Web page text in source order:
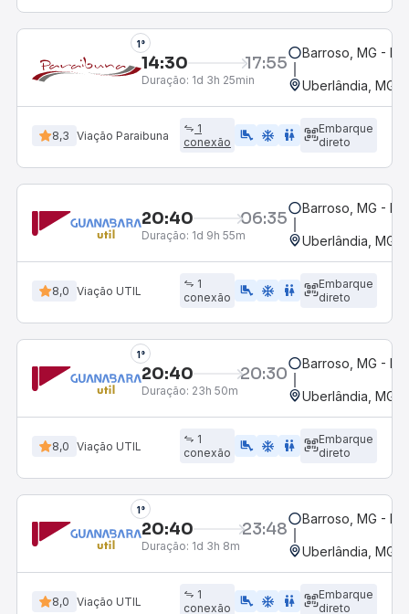
1°
14:30 17:55
Duração: 1d 3h 25min
Barroso, MG -
Uberlândia, MG -
8,3 Viação Paraibuna
1
conexão
airline_seat_legroom_extra ac_unit WC
Embarque
direto
20:40 06:35
Duração: 1d 9h 55m
Barroso, MG -
Uberlândia, MG -
8,0 Viação UTIL
1
conexão
airline_seat_legroom_extra ac_unit WC
Embarque
direto
1°
20:40 20:30
Duração: 23h 50m
Barroso, MG -
Uberlândia, MG -
8,0 Viação UTIL
1
conexão
airline_seat_legroom_extra ac_unit WC
Embarque
direto
1°
20:40 23:48
Duração: 1d 3h 8m
Barroso, MG -
Uberlândia, MG -
8,0 Viação UTIL
1
conexão
airline_seat_legroom_extra ac_unit WC
Embarque
direto